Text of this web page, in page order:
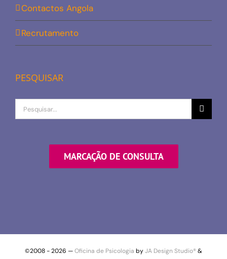
Contactos Angola
Recrutamento
PESQUISAR
Procurar
por
MARCAÇÃO DE CONSULTA
©2008 -2026 —Oficina de Psicologia byJA Design Studio®&